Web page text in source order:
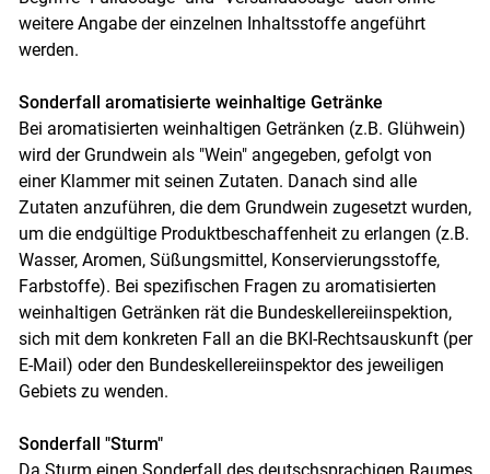
weitere Angabe der einzelnen Inhaltsstoffe angeführt
werden.
Sonderfall aromatisierte weinhaltige Getränke
Bei aromatisierten weinhaltigen Getränken (z.B. Glühwein)
wird der Grundwein als "Wein" angegeben, gefolgt von
einer Klammer mit seinen Zutaten. Danach sind alle
Zutaten anzuführen, die dem Grundwein zugesetzt wurden,
um die endgültige Produktbeschaffenheit zu erlangen (z.B.
Wasser, Aromen, Süßungsmittel, Konservierungsstoffe,
Farbstoffe). Bei spezifischen Fragen zu aromatisierten
weinhaltigen Getränken rät die Bundeskellereiinspektion,
sich mit dem konkreten Fall an die BKI-Rechtsauskunft (per
E-Mail) oder den Bundeskellereiinspektor des jeweiligen
Gebiets zu wenden.
Sonderfall "Sturm"